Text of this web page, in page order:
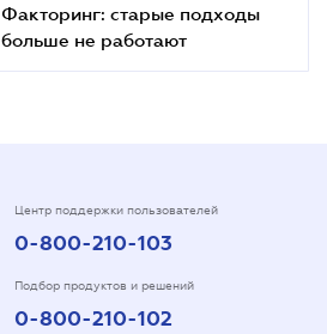
Факторинг: старые подходы
больше не работают
Центр поддержки пользователей
0-800-210-103
Подбор продуктов и решений
0-800-210-102